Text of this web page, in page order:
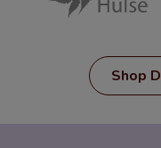
Shop